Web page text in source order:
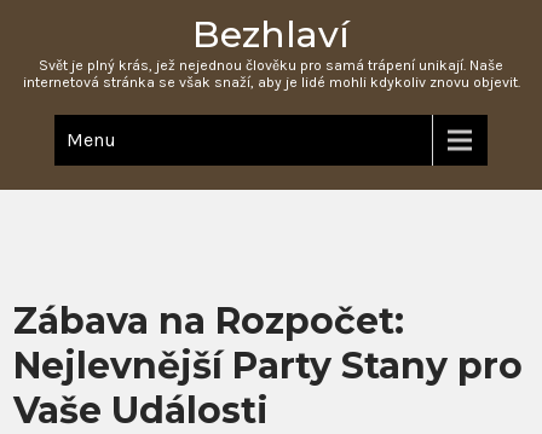
Bezhlaví
Svět je plný krás, jež nejednou člověku pro samá trápení unikají. Naše
internetová stránka se však snaží, aby je lidé mohli kdykoliv znovu objevit.
Menu
Zábava na Rozpočet:
Nejlevnější Party Stany pro
Vaše Události